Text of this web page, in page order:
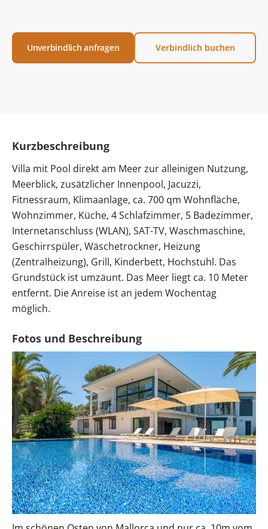
Unverbindlich anfragen Verbindlich buchen
Kurzbeschreibung
Villa mit Pool direkt am Meer zur alleinigen Nutzung,
Meerblick, zusätzlicher Innenpool, Jacuzzi,
Fitnessraum, Klimaanlage, ca. 700 qm Wohnfläche,
Wohnzimmer, Küche, 4 Schlafzimmer, 5 Badezimmer,
Internetanschluss (WLAN), SAT-TV, Waschmaschine,
Geschirrspüler, Wäschetrockner, Heizung
(Zentralheizung), Grill, Kinderbett, Hochstuhl. Das
Grundstück ist umzäunt. Das Meer liegt ca. 10 Meter
entfernt. Die Anreise ist an jedem Wochentag
möglich.